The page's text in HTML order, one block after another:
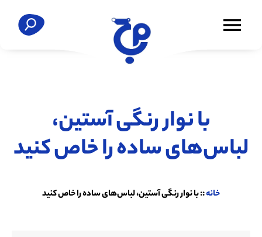
با نوار رنگی آستین،
لباس‌های ساده را خاص کنید
خانه::با نوار رنگی آستین، لباس‌های ساده را خاص کنید